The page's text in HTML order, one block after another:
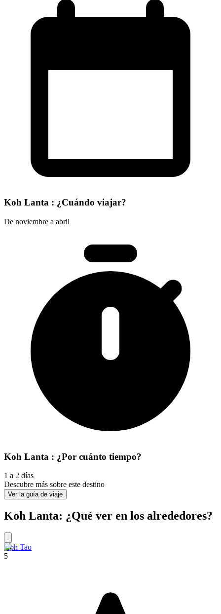
Koh Lanta : ¿Cuándo viajar?
De noviembre a abril
Koh Lanta : ¿Por cuánto tiempo?
1 a 2 días
Descubre más sobre este destino
Ver la guía de viaje
Koh Lanta: ¿Qué ver en los alrededores?
Koh Tao
5